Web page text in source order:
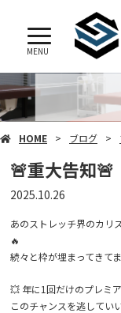
MENU
HOME ブログ
🚨重大告知🚨
2025.10.26
あのストレッチ界のカリ
🔥
続々と枠が埋まってきて
💥 年に1回だけのプレミ
このチャンスを逃してい